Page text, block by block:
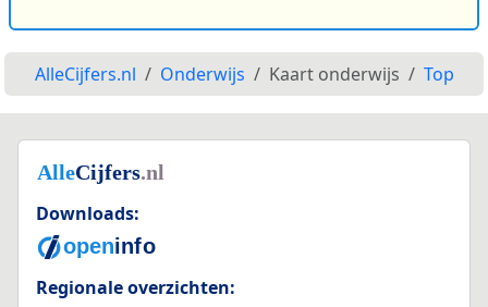
AlleCijfers.nl Onderwijs Kaart onderwijs Top
Downloads:
Regionale overzichten: